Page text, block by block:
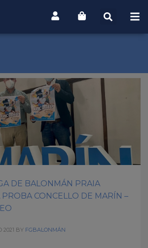
DE BALONMÁN PRAIA
PROBA CONCELLO DE MARÍN –
2021 BY FGBALONMÁN